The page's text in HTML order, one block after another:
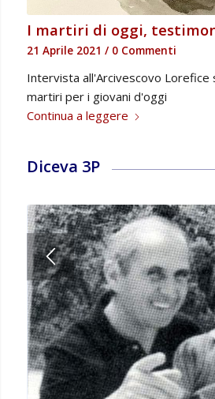
I martiri di oggi,
21 Aprile 2021 / 0 Commenti
Intervista all'Arcivescovo Lorefice
martiri per i giovani d'oggi
Continua a leggere
Diceva 3P